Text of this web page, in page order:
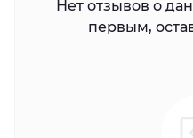
Нет отзывов о
первым,